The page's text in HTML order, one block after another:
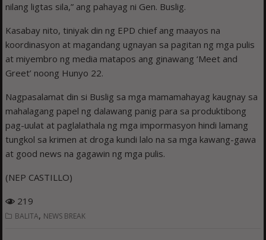
nilang ligtas sila,” ang pahayag ni Gen. Buslig.
Kasabay nito, tiniyak din ng EPD chief ang maayos na
koordinasyon at magandang ugnayan sa pagitan ng mga pulis
at miyembro ng media matapos ang ginawang ‘Meet and
Greet’ noong Hunyo 22.
Nagpasalamat din si Buslig sa mga mamamahayag kaugnay sa
mahalagang papel ng dalawang panig para sa produktibong
pag-uulat at paglalathala ng mga impormasyon hindi lamang
tungkol sa krimen at droga kundi lalo na sa mga kawang-gawa
at good news na gagawin ng mga pulis.
(NEP CASTILLO)
219
BALITA, NEWS BREAK